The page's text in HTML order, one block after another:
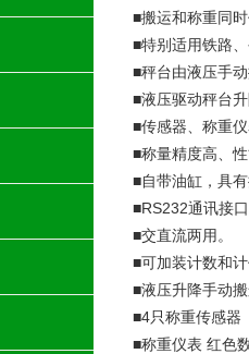
■搬运和称重同
■特别适用铁路
■秤台由液压手
■液压驱动秤台
■传感器、称重
■称量精度高、
■自带油缸，具
■RS232通讯接
■交直流两用。
■可加装计数和
■液压升降手动
■4只称重传感器
■称重仪表 红色